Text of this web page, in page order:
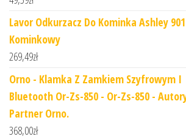
Lavor Odkurzacz Do Kominka Ashley 901
Kominkowy
269,49zł
Orno - Klamka Z Zamkiem Szyfrowym I
Bluetooth Or-Zs-850 - Or-Zs-850 -
Partner Orno.
368,00zł